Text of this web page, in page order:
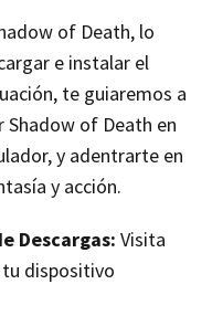
of Death, lo
e instalar el
te guiaremos a
Shadow of Death en
y adentrarte en
y acción.
Descargas: Visita
dispositivo